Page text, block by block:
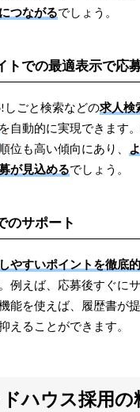
つながるでしょう。
トでの最適表示で応
しごと検索などの求人検
自動的に実現できます
位も高い傾向にあり、
が見込めるでしょう。
のサポート
やすいポイントを徹底
例えば、応募後すぐに
能を使えば、履歴書が
えることができます。
ハウス採用の